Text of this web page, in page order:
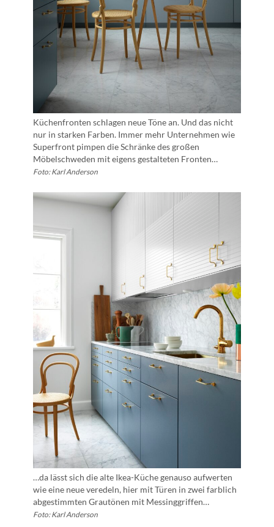
Küchenfronten schlagen neue Töne an. Und das nicht
nur in starken Farben. Immer mehr Unternehmen wie
Superfront pimpen die Schränke des großen
Möbelschweden mit eigens gestalteten Fronten…
Foto: Karl Anderson
…da lässt sich die alte Ikea-Küche genauso aufwerten
wie eine neue veredeln, hier mit Türen in zwei farblich
abgestimmten Grautönen mit Messinggriffen…
Foto: Karl Anderson